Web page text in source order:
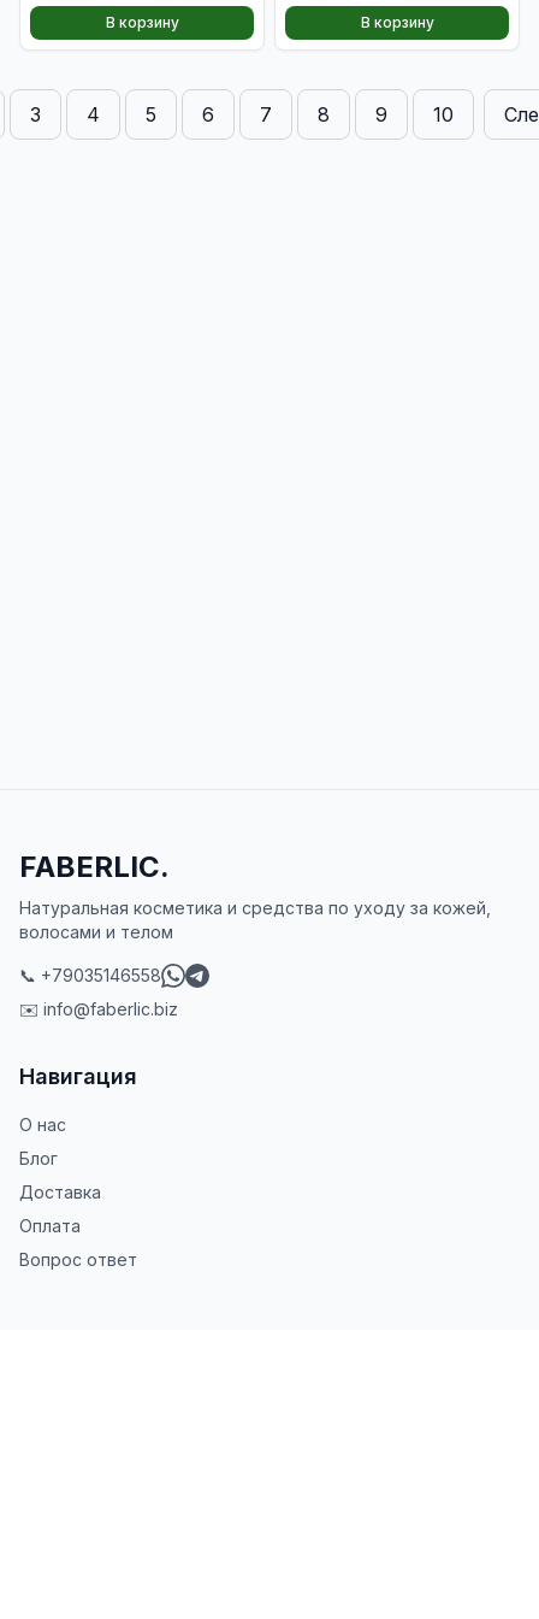
В корзину В корзину
3 4 5 6 7 8 9 10
FABERLIC.
Натуральная косметика и средства по уходу за кожей,
волосами и телом
📞 +79035146558
✉️ info@faberlic.biz
Навигация
О нас
Блог
Доставка
Оплата
Вопрос ответ